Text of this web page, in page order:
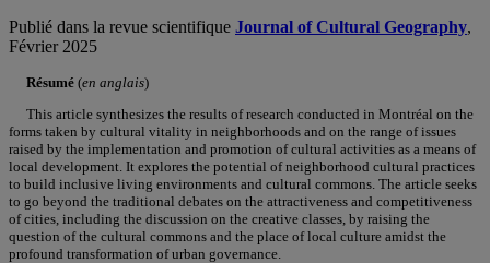
Publié dans la revue scientifique Journal of Cultural Geography,
Février 2025
Résumé (en anglais)
This article synthesizes the results of research conducted in Montréal on the
forms taken by cultural vitality in neighborhoods and on the range of issues
raised by the implementation and promotion of cultural activities as a means of
local development. It explores the potential of neighborhood cultural practices
to build inclusive living environments and cultural commons. The article seeks
to go beyond the traditional debates on the attractiveness and competitiveness
of cities, including the discussion on the creative classes, by raising the
question of the cultural commons and the place of local culture amidst the
profound transformation of urban governance.